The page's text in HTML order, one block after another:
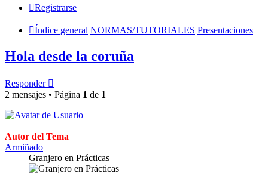
Registrarse
Índice general NORMAS/TUTORIALES Presentaciones
Hola desde la coruña
Responder
2 mensajes • Página 1 de 1
Autor del Tema
Armiñado
Granjero en Prácticas